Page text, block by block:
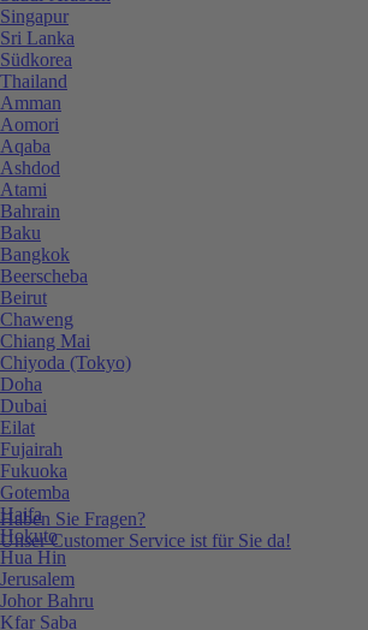
Haben Sie Fragen?
Unser Customer Service ist für Sie da!
Singapur
Sri Lanka
Südkorea
Thailand
Amman
Aomori
Aqaba
Ashdod
Atami
Bahrain
Baku
Bangkok
Beerscheba
Beirut
Chaweng
Chiang Mai
Chiyoda (Tokyo)
Doha
Dubai
Eilat
Fujairah
Fukuoka
Gotemba
Haifa
Hokuto
Hua Hin
Jerusalem
Johor Bahru
Kfar Saba